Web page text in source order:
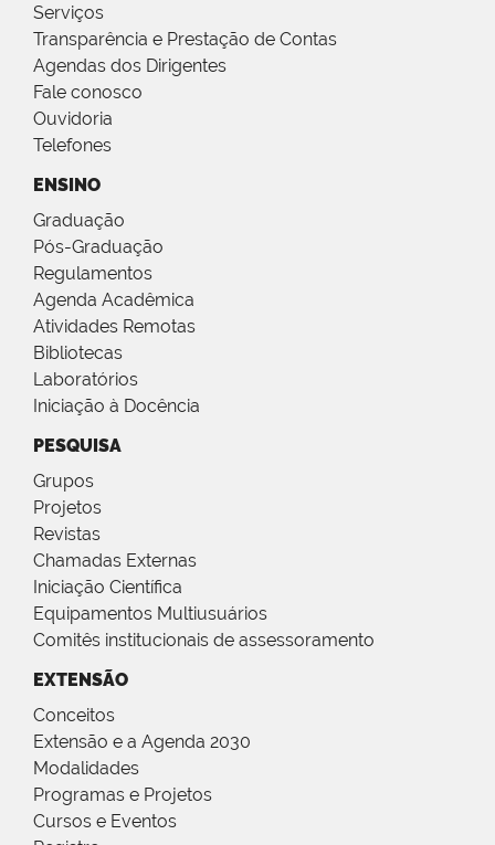
Serviços
Transparência e Prestação de Contas
Agendas dos Dirigentes
Fale conosco
Ouvidoria
Telefones
ENSINO
Graduação
Pós-Graduação
Regulamentos
Agenda Acadêmica
Atividades Remotas
Bibliotecas
Laboratórios
Iniciação à Docência
PESQUISA
Grupos
Projetos
Revistas
Chamadas Externas
Iniciação Científica
Equipamentos Multiusuários
Comitês institucionais de assessoramento
EXTENSÃO
Conceitos
Extensão e a Agenda 2030
Modalidades
Programas e Projetos
Cursos e Eventos